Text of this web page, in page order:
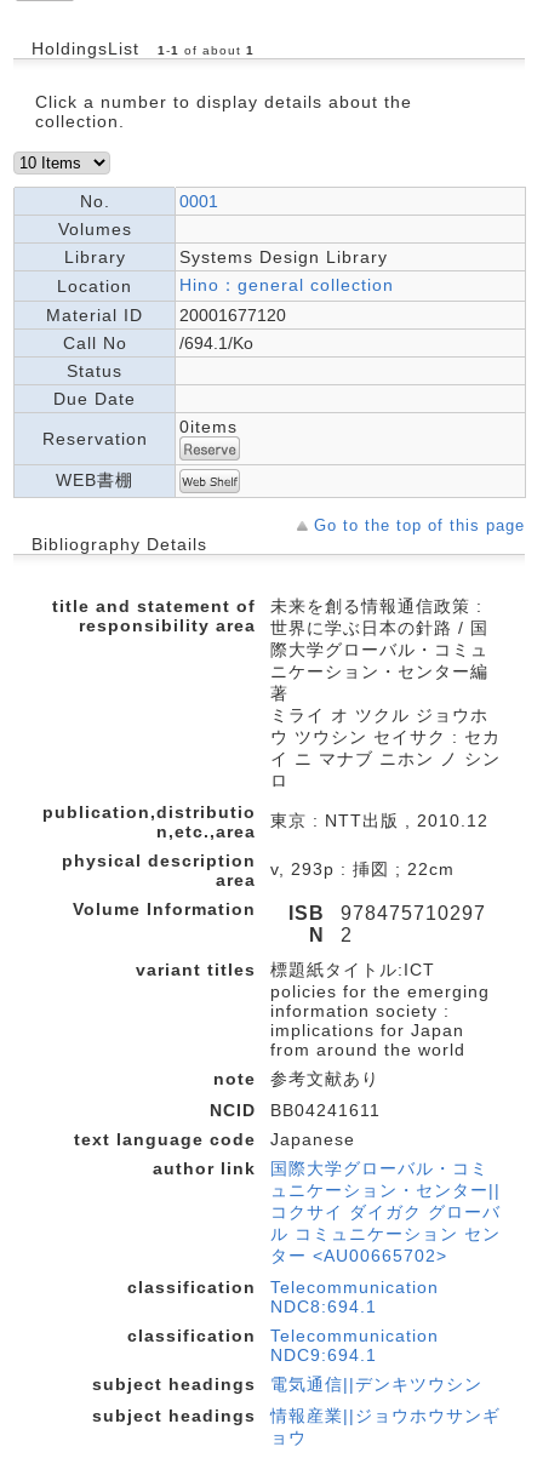
HoldingsList 1 -1 of about 1
Click a number to display details about the
collection.
No.
0001
Volumes
Library
Systems Design Library
Location
Hino：general collection
Material ID
20001677120
Call No
/694.1/Ko
Status
Due Date
Reservation
0items
WEB書棚
Go to the top of this page
Bibliography Details
title and statement of
responsibility area
未来を創る情報通信政策 :
世界に学ぶ日本の針路 / 国
際大学グローバル・コミュ
ニケーション・センター編
著
ミライ オ ツクル ジョウホ
ウ ツウシン セイサク : セカ
イ ニ マナブ ニホン ノ シン
ロ
publication,distributio
n,etc.,area
東京 : NTT出版 , 2010.12
physical description
area
v, 293p : 挿図 ; 22cm
Volume Information
ISB
N
978475710297
2
variant titles
標題紙タイトル:ICT
policies for the emerging
information society :
implications for Japan
from around the world
note
参考文献あり
NCID
BB04241611
text language code
Japanese
author link
国際大学グローバル・コミ
ュニケーション・センター||
コクサイ ダイガク グローバ
ル コミュニケーション セン
ター <AU00665702>
classification
Telecommunication
NDC8:694.1
classification
Telecommunication
NDC9:694.1
subject headings
電気通信||デンキツウシン
subject headings
情報産業||ジョウホウサンギ
ョウ